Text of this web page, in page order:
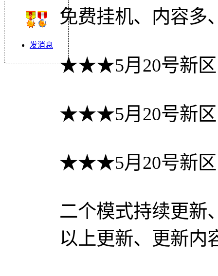
发消息
免费挂机、内容
★★★5月20号新
★★★5月20号新
★★★5月20号新
二个模式持续更新
以上更新、更新内